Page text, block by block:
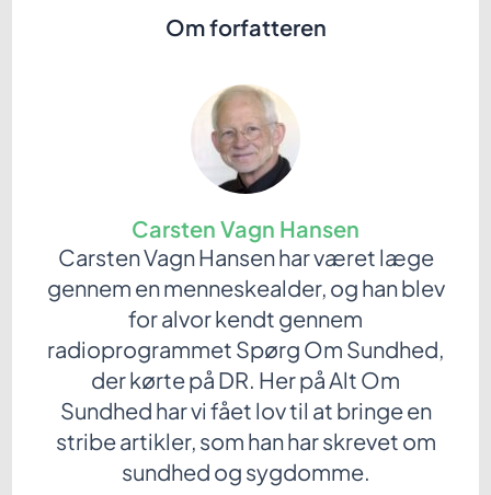
Om forfatteren
Carsten Vagn Hansen
Carsten Vagn Hansen har været læge
gennem en menneskealder, og han blev
for alvor kendt gennem
radioprogrammet Spørg Om Sundhed,
der kørte på DR. Her på Alt Om
Sundhed har vi fået lov til at bringe en
stribe artikler, som han har skrevet om
sundhed og sygdomme.